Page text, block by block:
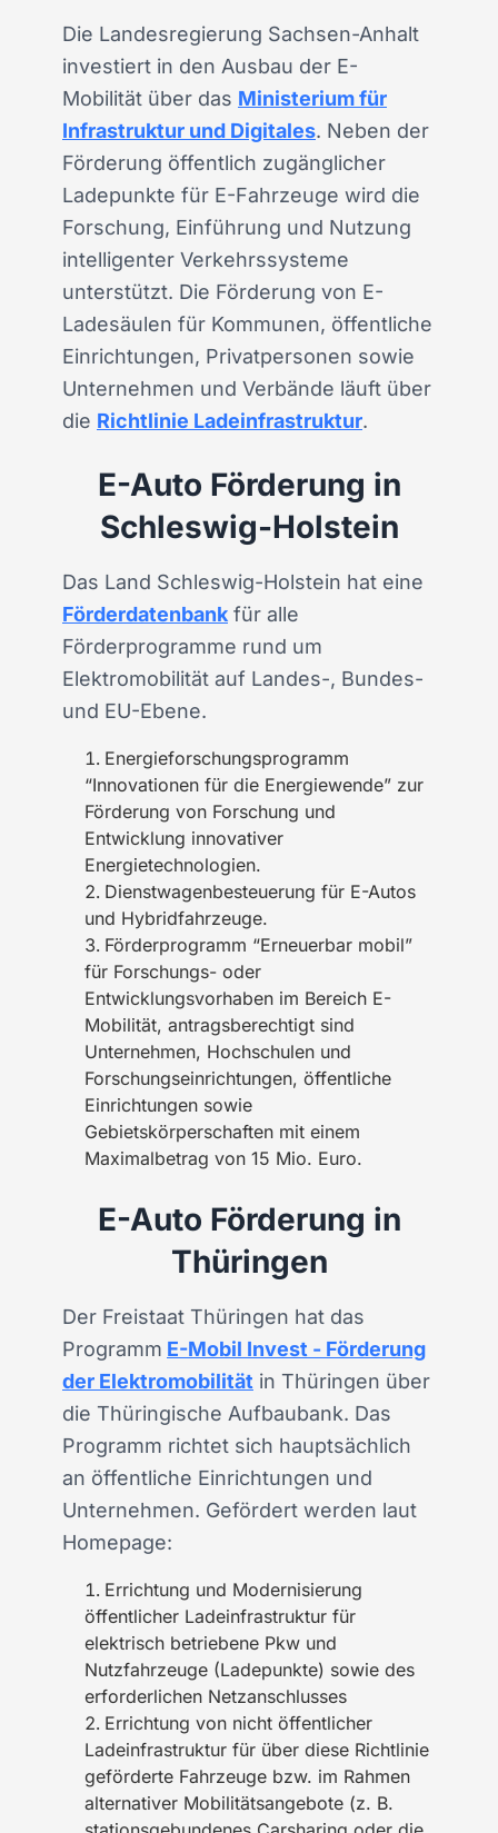
Die Landesregierung Sachsen-Anhalt
investiert in den Ausbau der E-
Mobilität über das Ministerium für
Infrastruktur und Digitales. Neben der
Förderung öffentlich zugänglicher
Ladepunkte für E-Fahrzeuge wird die
Forschung, Einführung und Nutzung
intelligenter Verkehrssysteme
unterstützt. Die Förderung von E-
Ladesäulen für Kommunen, öffentliche
Einrichtungen, Privatpersonen sowie
Unternehmen und Verbände läuft über
die Richtlinie Ladeinfrastruktur.
E-Auto Förderung in
Schleswig-Holstein
Das Land Schleswig-Holstein hat eine
Förderdatenbank für alle
Förderprogramme rund um
Elektromobilität auf Landes-, Bundes-
und EU-Ebene.
Energieforschungsprogramm
“Innovationen für die Energiewende” zur
Förderung von Forschung und
Entwicklung innovativer
Energietechnologien.
Dienstwagenbesteuerung für E-Autos
und Hybridfahrzeuge.
Förderprogramm “Erneuerbar mobil”
für Forschungs- oder
Entwicklungsvorhaben im Bereich E-
Mobilität, antragsberechtigt sind
Unternehmen, Hochschulen und
Forschungseinrichtungen, öffentliche
Einrichtungen sowie
Gebietskörperschaften mit einem
Maximalbetrag von 15 Mio. Euro.
E-Auto Förderung in
Thüringen
Der Freistaat Thüringen hat das
Programm E-Mobil Invest - Förderung
der Elektromobilität in Thüringen über
die Thüringische Aufbaubank. Das
Programm richtet sich hauptsächlich
an öffentliche Einrichtungen und
Unternehmen. Gefördert werden laut
Homepage:
Errichtung und Modernisierung
öffentlicher Ladeinfrastruktur für
elektrisch betriebene Pkw und
Nutzfahrzeuge (Ladepunkte) sowie des
erforderlichen Netzanschlusses
Errichtung von nicht öffentlicher
Ladeinfrastruktur für über diese Richtlinie
geförderte Fahrzeuge bzw. im Rahmen
alternativer Mobilitätsangebote (z. B.